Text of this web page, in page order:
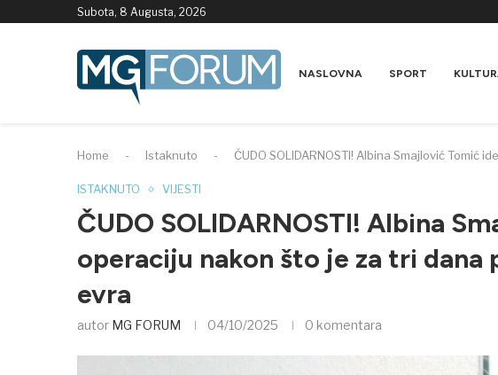
Subota, 8 Augusta, 2026
NASLOVNA SPORT
Home - Istaknuto - ČUDO SOLIDARNOSTI! Albina Smajlović
ISTAKNUTO VIJESTI
ČUDO SOLIDARNOSTI! Albina
operaciju nakon što je za tri
evra
autor MG FORUM 04/10/2025 0 komentara